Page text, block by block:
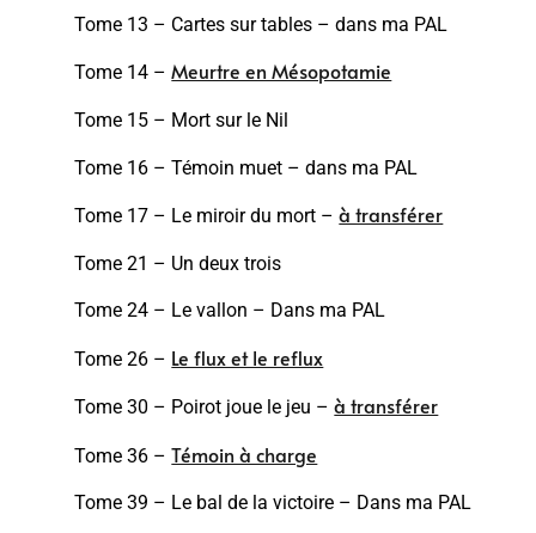
Tome 13 – Cartes sur tables – dans ma PAL
Tome 14 –Meurtre en Mésopotamie
Tome 15 – Mort sur le Nil
Tome 16 – Témoin muet – dans ma PAL
Tome 17 – Le miroir du mort –à transférer
Tome 21 – Un deux trois
Tome 24 – Le vallon – Dans ma PAL
Tome 26 – Le flux et le reflux
Tome 30 – Poirot joue le jeu –à transférer
Tome 36 –Témoin à charge
Tome 39 – Le bal de la victoire – Dans ma PAL